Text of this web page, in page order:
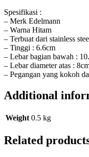
Spesifikasi :
– Merk Edelmann
– Warna Hitam
– Terbuat dari stainless
– Tinggi : 6.6cm
– Lebar bagian bawah :
– Lebar diameter atas :
– Pegangan yang kokoh
Additional
Weight 0.5 kg
Related